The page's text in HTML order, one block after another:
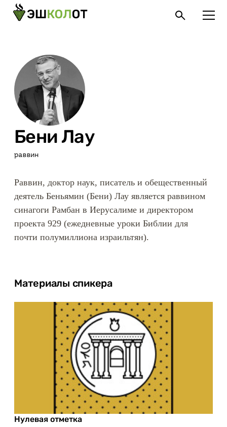
Бени Лау
раввин
Раввин, доктор наук, писатель и обещественный
деятель Беньямин (Бени) Лау является раввином
синагоги Рамбан в Иерусалиме и директором
проекта 929 (ежедневные уроки Библии для
почти полумиллиона израильтян).
Материалы спикера
Нулевая отметка